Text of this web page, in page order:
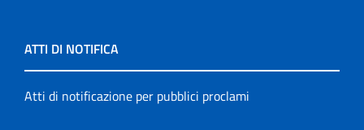
ATTI DI NOTIFICA
Atti di notificazione per pubblici proclami